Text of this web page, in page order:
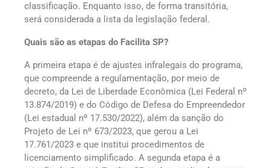
classificação. Enquanto isso, de forma transitória,
será considerada a lista da legislação federal.
Quais são as etapas do Facilita SP?
A primeira etapa é de ajustes infralegais do programa,
que compreende a regulamentação, por meio de
decreto, da Lei de Liberdade Econômica (Lei Federal nº
13.874/2019) e do Código de Defesa do Empreendedor
(Lei estadual nº 17.530/2022), além da sanção do
Projeto de Lei nº 673/2023, que gerou a Lei
17.761/2023 e que institui procedimentos de
licenciamento simplificado. A segunda etapa é a